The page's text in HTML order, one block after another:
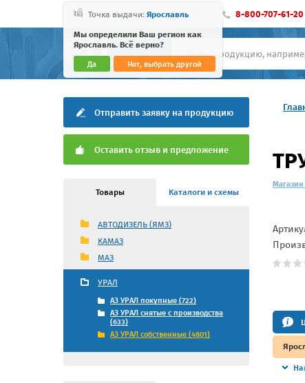
Точка выдачи: Ярославль
Мы определили Ваш регион как
Ярославль. Всё верно?
Да Нет, выбрать другой
8-800-707-61-20
Отправить заявку на продукцию
Оставить отзыв и предложение
Товары Каталоги и схемы
АВТОДИЗЕЛЬ (ЯМЗ)
КАМАЗ
МАЗ
УРАЛ
АЗ УРАЛ покупные (722)
АЗ УРАЛ снятые с производства
(633)
АЗ УРАЛ собственные (4801)
Магазин